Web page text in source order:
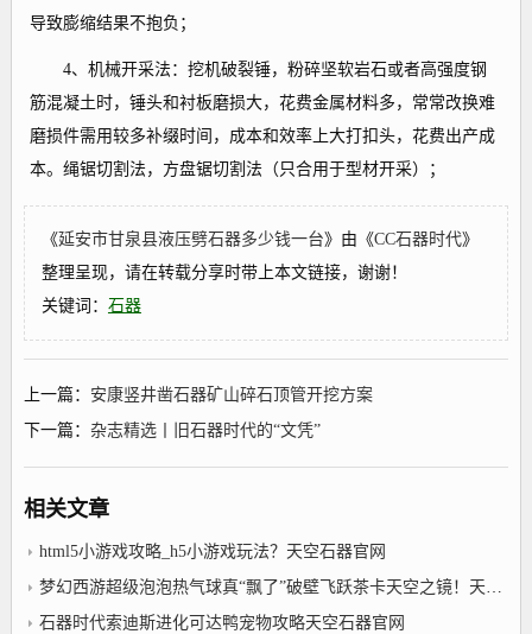
导致膨缩结果不抱负；
4、机械开采法：挖机破裂锤，粉碎坚软岩石或者高强度钢
筋混凝土时，锤头和衬板磨损大，花费金属材料多，常常改换难
磨损件需用较多补缀时间，成本和效率上大打扣头，花费出产成
本。绳锯切割法，方盘锯切割法（只合用于型材开采）；
《延安市甘泉县液压劈石器多少钱一台》由《CC石器时代》
整理呈现，请在转载分享时带上本文链接，谢谢！
关键词： 石器
上一篇： 安康竖井凿石器矿山碎石顶管开挖方案
下一篇： 杂志精选丨旧石器时代的“文凭”
相关文章
html5小游戏攻略_h5小游戏玩法？天空石器官网
梦幻西游超级泡泡热气球真“飘了”破壁飞跃茶卡天空之镜！天空石器官网
石器时代索迪斯进化可达鸭宠物攻略天空石器官网